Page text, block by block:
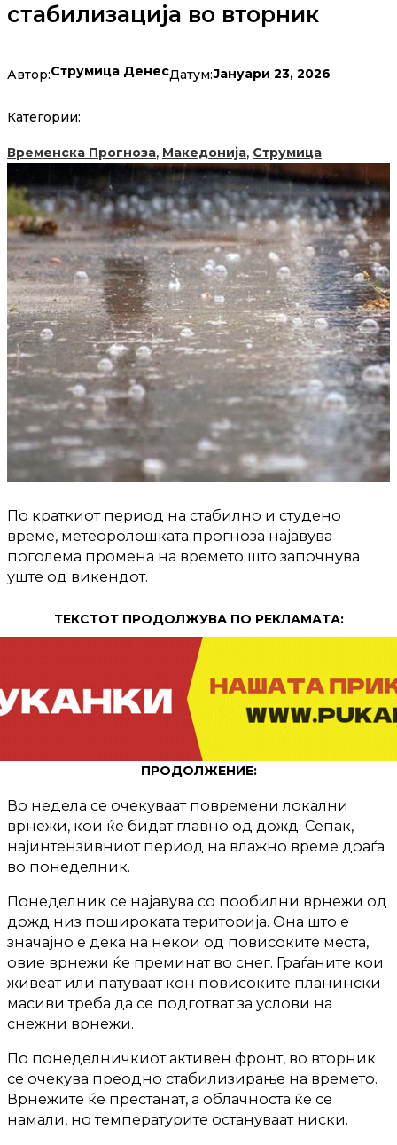
стабилизација во вторник
Автор:Струмица ДенесДатум:Јануари 23, 2026
Категории:
Временска Прогноза, Македонија, Струмица
По краткиот период на стабилно и студено
време, метеоролошката прогноза најавува
поголема промена на времето што започнува
уште од викендот.
ТЕКСТОТ ПРОДОЛЖУВА ПО РЕКЛАМАТА:
ПРОДОЛЖЕНИЕ:
Во недела се очекуваат повремени локални
врнежи, кои ќе бидат главно од дожд. Сепак,
најинтензивниот период на влажно време доаѓа
во понеделник.
Понеделник се најавува со пообилни врнежи од
дожд низ пошироката територија. Она што е
значајно е дека на некои од повисоките места,
овие врнежи ќе преминат во снег. Граѓаните кои
живеат или патуваат кон повисоките планински
масиви треба да се подготват за услови на
снежни врнежи.
По понеделничкиот активен фронт, во вторник
се очекува преодно стабилизирање на времето.
Врнежите ќе престанат, а облачноста ќе се
намали, но температурите остануваат ниски.